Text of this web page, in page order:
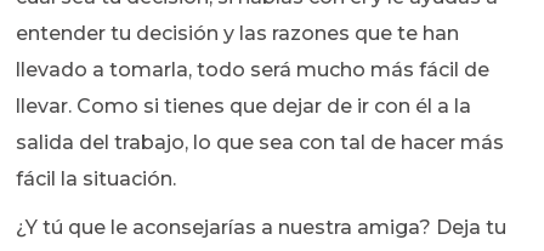
entender tu decisión y las razones que te han
llevado a tomarla, todo será mucho más fácil de
llevar. Como si tienes que dejar de ir con él a la
salida del trabajo, lo que sea con tal de hacer más
fácil la situación.
¿Y tú que le aconsejarías a nuestra amiga? Deja tu